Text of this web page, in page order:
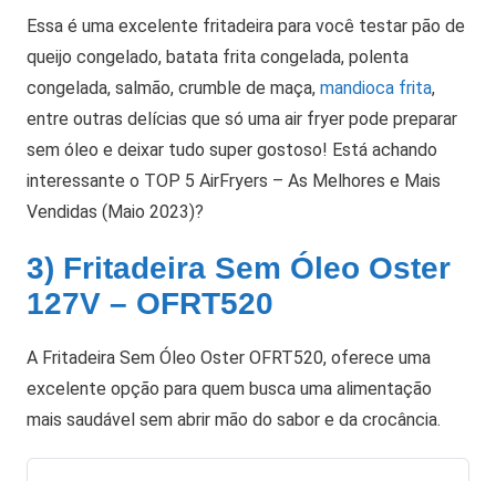
Essa é uma excelente fritadeira para você testar pão de
queijo congelado, batata frita congelada, polenta
congelada, salmão, crumble de maça, mandioca frita,
entre outras delícias que só uma air fryer pode preparar
sem óleo e deixar tudo super gostoso! Está achando
interessante o TOP 5 AirFryers – As Melhores e Mais
Vendidas (Maio 2023)?
3) Fritadeira Sem Óleo Oster
127V – OFRT520
A Fritadeira Sem Óleo Oster OFRT520, oferece uma
excelente opção para quem busca uma alimentação
mais saudável sem abrir mão do sabor e da crocância.